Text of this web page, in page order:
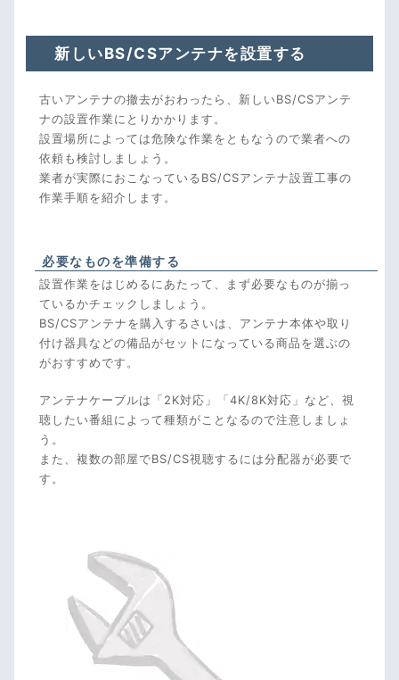
新しいBS/CSアンテナを設置する
古いアンテナの撤去がおわったら、新しいBS/CSアンテ
ナの設置作業にとりかかります。
設置場所によっては危険な作業をともなうので業者への
依頼も検討しましょう。
業者が実際におこなっているBS/CSアンテナ設置工事の
作業手順を紹介します。
必要なものを準備する
設置作業をはじめるにあたって、まず必要なものが揃っ
ているかチェックしましょう。
BS/CSアンテナを購入するさいは、アンテナ本体や取り
付け器具などの備品がセットになっている商品を選ぶの
がおすすめです。
アンテナケーブルは「2K対応」「4K/8K対応」など、視
聴したい番組によって種類がことなるので注意しましょ
う。
また、複数の部屋でBS/CS視聴するには分配器が必要で
す。